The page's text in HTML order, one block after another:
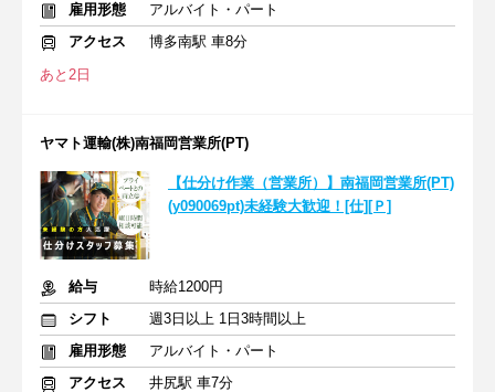
雇用形態
アルバイト・パート
アクセス
博多南駅 車8分
あと2日
ヤマト運輸(株)南福岡営業所(PT)
【仕分け作業（営業所）】南福岡営業所(PT)
(y090069pt)未経験大歓迎！[仕][Ｐ]
給与
時給1200円
シフト
週3日以上 1日3時間以上
雇用形態
アルバイト・パート
アクセス
井尻駅 車7分